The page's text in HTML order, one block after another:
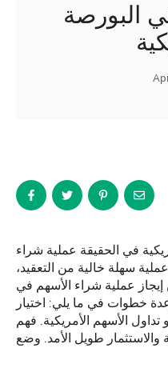
البورصة
في الحقيقة عملية شراء
سهلة خالية من التعقيد،
عملية شراء الأسهم في
خطوات في ما يلي: اختيار
الأسهم الأمريكية. فهم